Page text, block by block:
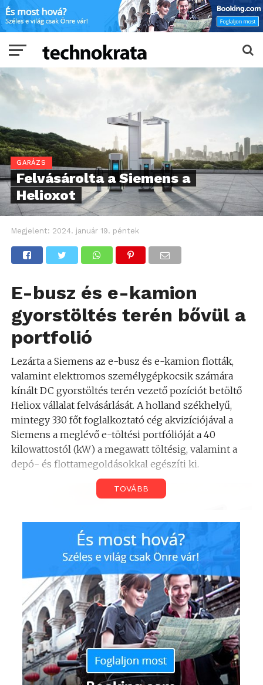
GARÁZS
Felvásárolta a Siemens a
Helioxot
Megjelent: 2024. január 19. péntek
E-busz és e-kamion
gyorstöltés terén bővül a
portfolió
Lezárta a Siemens az e-busz és e-kamion flották,
valamint elektromos személygépkocsik számára
kínált DC gyorstöltés terén vezető pozíciót betöltő
Heliox vállalat felvásárlását. A holland székhelyű,
mintegy 330 főt foglalkoztató cég akvizíciójával a
Siemens a meglévő e-töltési portfólióját a 40
kilowattostól (kW) a megawatt töltésig, valamint a
depó- és flottamegoldásokkal egészíti ki.
TOVÁBB